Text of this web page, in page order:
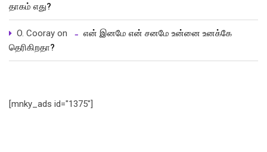
தாகம் எது?
O. Cooray on
என் இனமே என் சனமே உன்னை உனக்கே
தெரிகிறதா?
[mnky_ads id="1375"]